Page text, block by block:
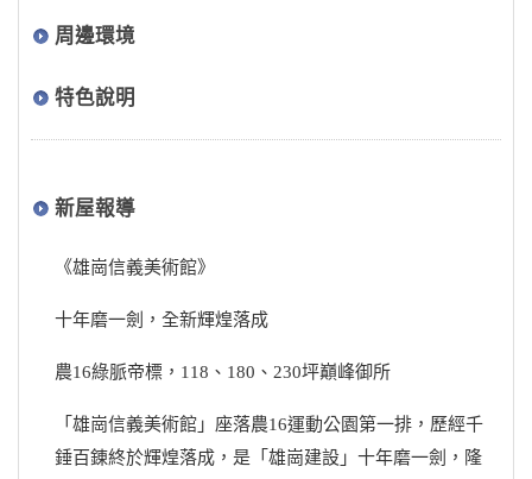
周邊環境
特色說明
新屋報導
《雄崗信義美術館》
十年磨一劍，全新輝煌落成
農16綠脈帝標，118、180、230坪巔峰御所
「雄崗信義美術館」座落農16運動公園第一排，歷經千
錘百錬終於輝煌落成，是「雄崗建設」十年磨一劍，隆